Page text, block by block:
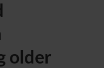
older